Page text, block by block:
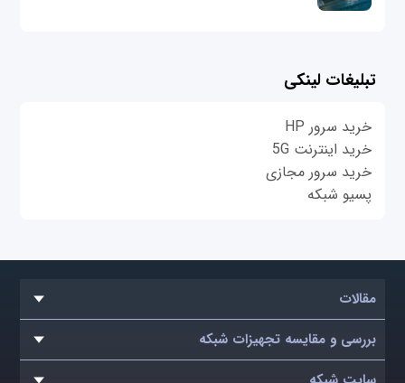
تبلیغات لینکی
خرید سرور HP
خرید اینترنت 5G
خرید سرور مجازی
پسیو شبکه
مقالات
بررسی و مقایسه تجهیزات شبکه